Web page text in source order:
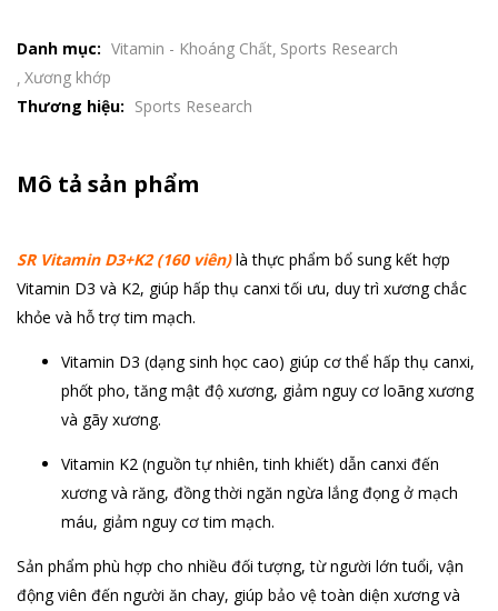
Danh mục: Vitamin - Khoáng Chất Sports Research
Xương khớp
Thương hiệu: Sports Research
Mô tả sản phẩm
SR Vitamin D3+K2 (160 viên)là thực phẩm bổ sung kết hợp
Vitamin D3 và K2, giúp hấp thụ canxi tối ưu, duy trì xương chắc
khỏe và hỗ trợ tim mạch.
Vitamin D3 (dạng sinh học cao) giúp cơ thể hấp thụ canxi,
phốt pho, tăng mật độ xương, giảm nguy cơ loãng xương
và gãy xương.
Vitamin K2 (nguồn tự nhiên, tinh khiết) dẫn canxi đến
xương và răng, đồng thời ngăn ngừa lắng đọng ở mạch
máu, giảm nguy cơ tim mạch.
Sản phẩm phù hợp cho nhiều đối tượng, từ người lớn tuổi, vận
động viên đến người ăn chay, giúp bảo vệ toàn diện xương và